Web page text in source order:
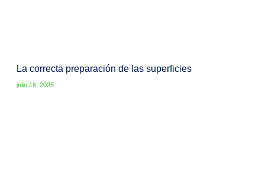
La correcta preparación de las superficies
julio 16, 2025